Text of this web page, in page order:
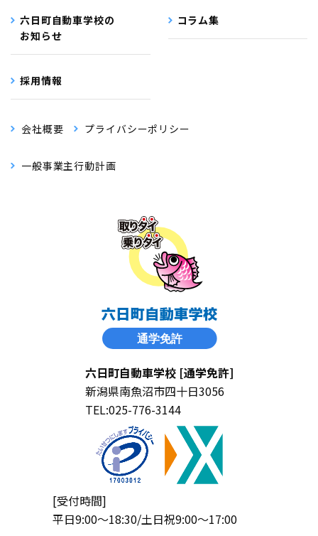
六日町自動車学校の
お知らせ
コラム集
採用情報
会社概要 プライバシーポリシー
一般事業主行動計画
六日町自動車学校 [通学免許]
新潟県南魚沼市四十日3056
TEL:025-776-3144
[受付時間]
平日9:00〜18:30/土日祝9:00〜17:00